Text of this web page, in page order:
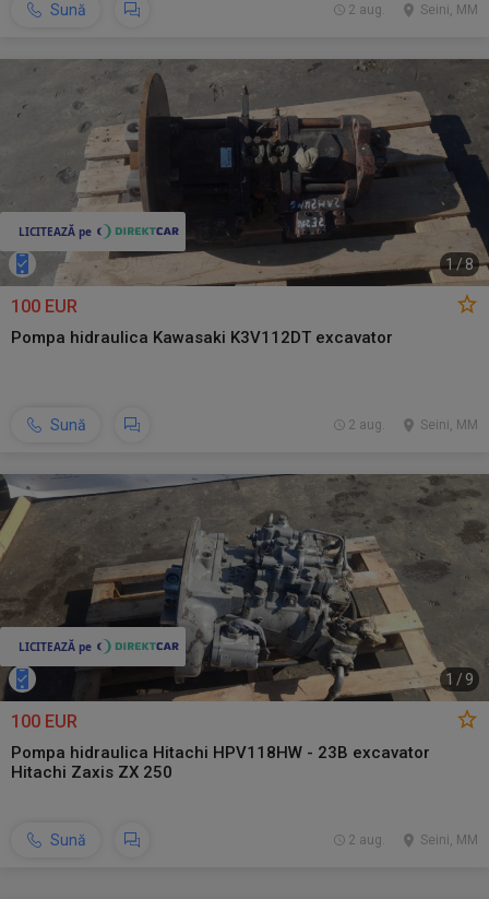
Sună Seini, MM
2 aug.
1 /8
100 EUR
Pompa hidraulica Kawasaki K3V112DT excavator
Sună Seini, MM
2 aug.
1 / 9
100 EUR
Pompa hidraulica Hitachi HPV118HW - 23B excavator
Hitachi Zaxis ZX 250
Sună Seini, MM
2 aug.